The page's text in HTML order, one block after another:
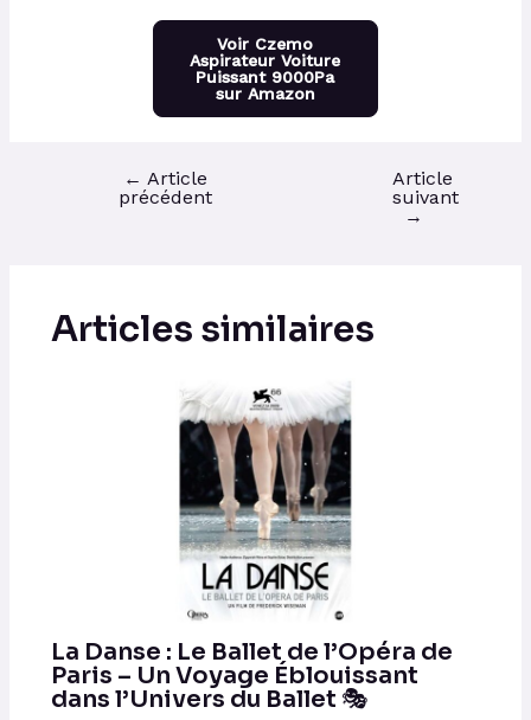
Voir Czemo
Aspirateur Voiture
Puissant 9000Pa
sur Amazon
← Article
précédent
Article
suivant
→
Articles similaires
La Danse : Le Ballet de l’Opéra de
Paris – Un Voyage Éblouissant
dans l’Univers du Ballet 🎭